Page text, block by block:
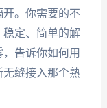
。你需要的不
定、简单的解
告诉你如何用
缝接入那个熟